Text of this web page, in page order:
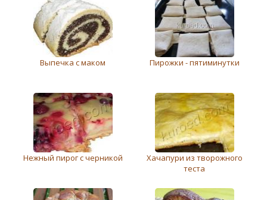
Выпечка с маком Пирожки - пятиминутки
Нежный пирог с черникой
Хачапури из творожного
теста